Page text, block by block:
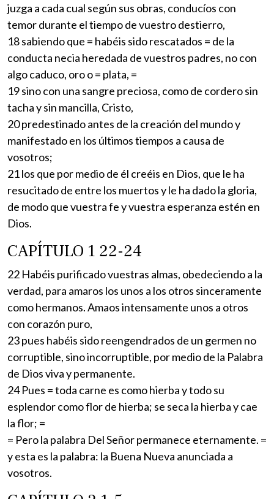
juzga a cada cual según sus obras, conducíos con
temor durante el tiempo de vuestro destierro,
18 sabiendo que = habéis sido rescatados = de la
conducta necia heredada de vuestros padres, no con
algo caduco, oro o = plata, =
19 sino con una sangre preciosa, como de cordero sin
tacha y sin mancilla, Cristo,
20 predestinado antes de la creación del mundo y
manifestado en los últimos tiempos a causa de
vosotros;
21 los que por medio de él creéis en Dios, que le ha
resucitado de entre los muertos y le ha dado la gloria,
de modo que vuestra fe y vuestra esperanza estén en
Dios.
CAPÍTULO 1 22-24
22 Habéis purificado vuestras almas, obedeciendo a la
verdad, para amaros los unos a los otros sinceramente
como hermanos. Amaos intensamente unos a otros
con corazón puro,
23 pues habéis sido reengendrados de un germen no
corruptible, sino incorruptible, por medio de la Palabra
de Dios viva y permanente.
24 Pues = toda carne es como hierba y todo su
esplendor como flor de hierba; se seca la hierba y cae
la flor; =
= Pero la palabra Del Señor permanece eternamente. =
y esta es la palabra: la Buena Nueva anunciada a
vosotros.